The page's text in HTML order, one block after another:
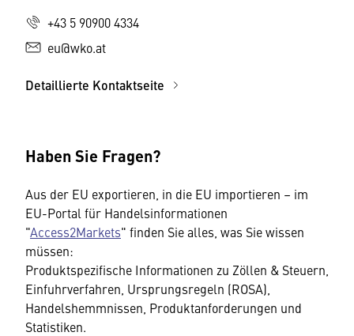
+43 5 90900 4334
eu@wko.at
Detaillierte Kontaktseite
Haben Sie Fragen?
Aus der EU exportieren, in die EU importieren – im
EU-Portal für Handelsinformationen
"Access2Markets" finden Sie alles, was Sie wissen
müssen:
Produktspezifische Informationen zu Zöllen & Steuern,
Einfuhrverfahren, Ursprungsregeln (ROSA),
Handelshemmnissen, Produktanforderungen und
Statistiken.